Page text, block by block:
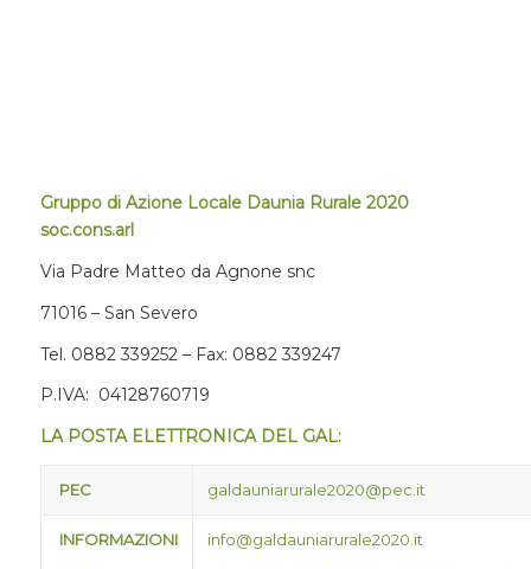
Gruppo di Azione Locale Daunia Rurale 2020
soc.cons.arl
Via Padre Matteo da Agnone snc
71016 – San Severo
Tel. 0882 339252 – Fax: 0882 339247
P.IVA: 04128760719
LA POSTA ELETTRONICA DEL GAL:
PEC galdauniarurale2020@pec.it
INFORMAZIONI info@galdauniarurale2020.it